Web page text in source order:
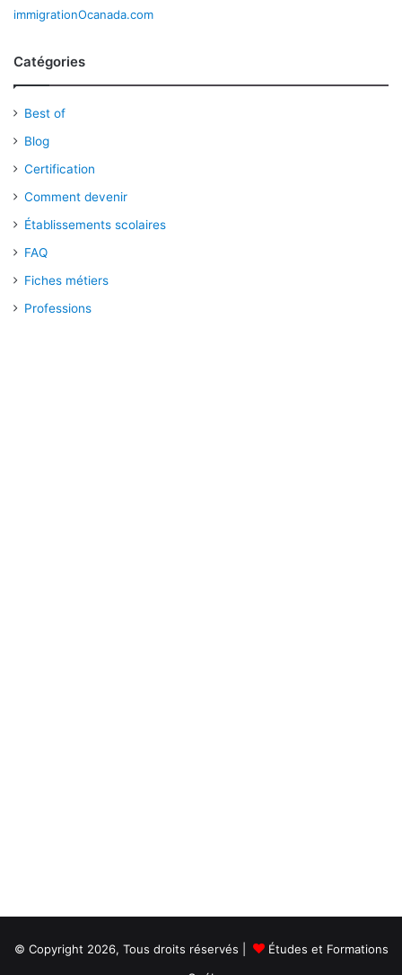
immigrationOcanada.com
Catégories
Best of
Blog
Certification
Comment devenir
Établissements scolaires
FAQ
Fiches métiers
Professions
© Copyright 2026, Tous droits réservés |
Études et Formations